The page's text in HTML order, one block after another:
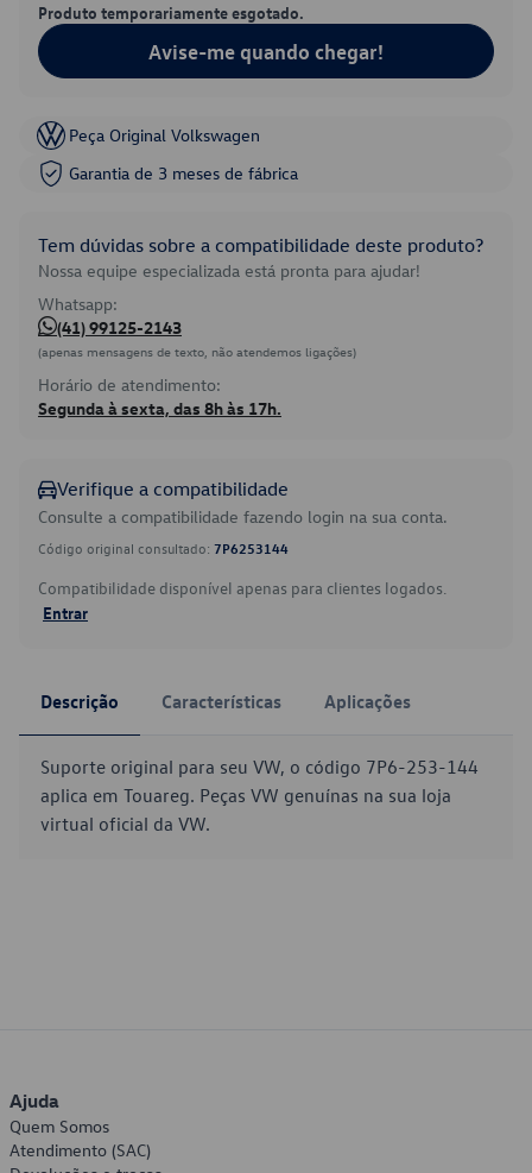
Produto temporariamente esgotado.
Avise-me quando chegar!
Peça Original Volkswagen
Garantia de 3 meses de fábrica
Tem dúvidas sobre a compatibilidade deste produto?
Nossa equipe especializada está pronta para ajudar!
Whatsapp:
(41) 99125-2143
(apenas mensagens de texto, não atendemos ligações)
Horário de atendimento:
Segunda à sexta, das 8h às 17h.
Verifique a compatibilidade
Consulte a compatibilidade fazendo login na sua conta.
Código original consultado: 7P6253144
Compatibilidade disponível apenas para clientes logados.
Entrar
Descrição Características Aplicações
Suporte original para seu VW, o código 7P6-253-144
aplica em Touareg. Peças VW genuínas na sua loja
virtual oficial da VW.
Ajuda
Quem Somos
Atendimento (SAC)